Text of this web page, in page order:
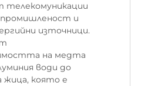
телекомуникации
и
източници.
на медта
води до
жица, която е